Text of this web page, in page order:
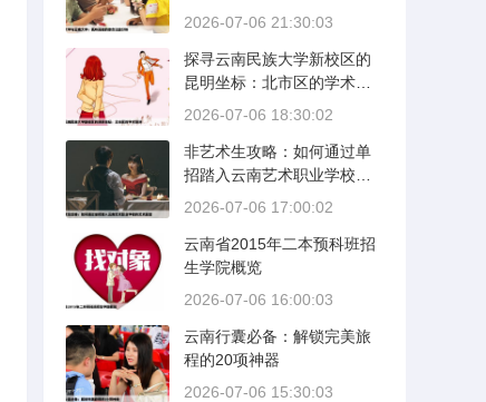
2026-07-06 21:30:03
探寻云南民族大学新校区的
昆明坐标：北市区的学术绿
洲
2026-07-06 18:30:02
非艺术生攻略：如何通过单
招踏入云南艺术职业学校的
艺术殿堂
2026-07-06 17:00:02
云南省2015年二本预科班招
生学院概览
2026-07-06 16:00:03
云南行囊必备：解锁完美旅
程的20项神器
2026-07-06 15:30:03